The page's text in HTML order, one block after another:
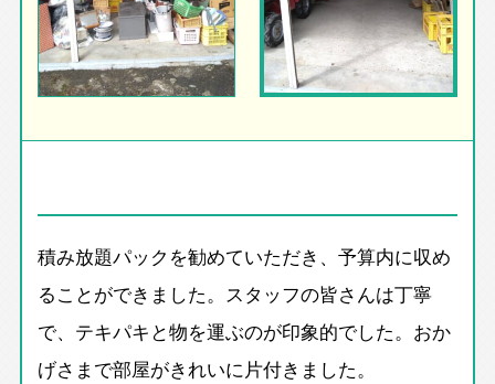
積み放題パックを勧めていただき、予算内に収め
ることができました。スタッフの皆さんは丁寧
で、テキパキと物を運ぶのが印象的でした。おか
げさまで部屋がきれいに片付きました。